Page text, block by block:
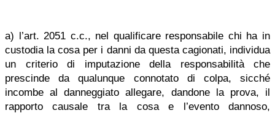
a) l’art. 2051 c.c., nel qualificare responsabile chi ha in
custodia la cosa per i danni da questa cagionati, individua
un criterio di imputazione della responsabilità che
prescinde da qualunque connotato di colpa, sicché
incombe al danneggiato allegare, dandone la prova, il
rapporto causale tra la cosa e l’evento dannoso,